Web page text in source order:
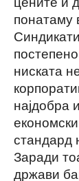
понатаму
ниската
најдобра
стандард
Заради
држави